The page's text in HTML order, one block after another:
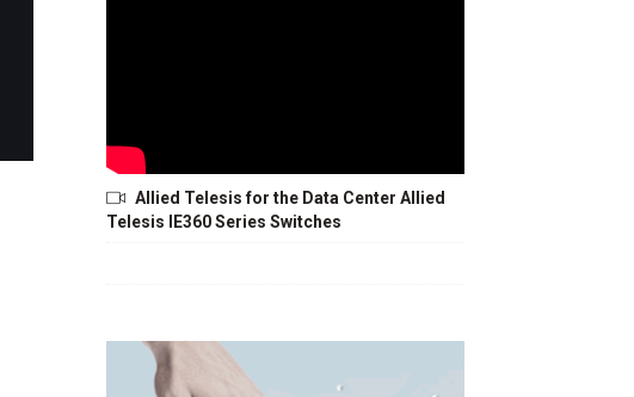
Allied Telesis for the Data Center Allied
Telesis IE360 Series Switches